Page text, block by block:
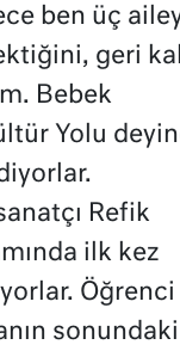
ben üç
geri
Bebek
Yolu
Refik
ilk kez
Öğrenci
sonundaki